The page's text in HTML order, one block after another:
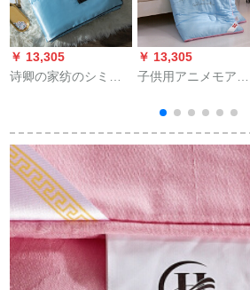
￥ 13,305
诗卿の家纺のシミ・
団夏凉はウォーキン
グキングキングされ
ます。夏の薄い布団
は天青200*230 cmで
す。
￥ 13,305
子供用アニメモアの
は通気性が高くて暖
かい布団を敷きま
す。学生の年齢は心
ダンベルの温度に調
節されます。